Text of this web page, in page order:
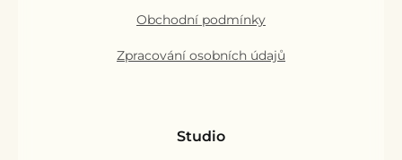
Obchodní podmínky
Zpracování osobních údajů
Studio